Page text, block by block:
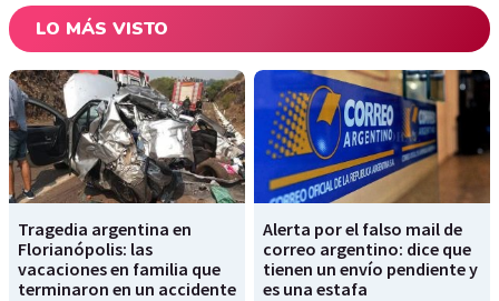
LO MÁS VISTO
Tragedia argentina en
Florianópolis: las
vacaciones en familia que
terminaron en un accidente
Alerta por el falso mail de
correo argentino: dice que
tienen un envío pendiente y
es una estafa